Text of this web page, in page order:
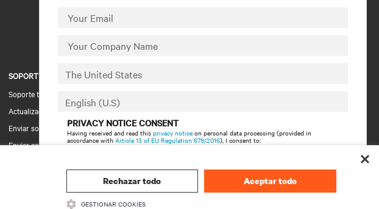
SOPORTE
Soporte técnico
Actualizaciones de software/firmware
Enviar solicitud de soporte
Enviar comentarios
Información y seguridad del producto
Relaciones con inversionistas
Sus opciones de privacidad
Avisos de privacidad
PRIVACY NOTICE CONSENT
Having received and read this privacy notice on personal data processing (provided in
accordance with Article 13 of EU Regulation 679/2016),I consent to:
Rechazar todo Aceptar todo
GESTIONAR COOKIES